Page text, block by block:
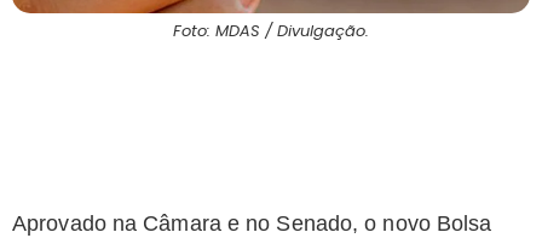
Foto: MDAS / Divulgação.
Aprovado na Câmara e no Senado, o novo Bolsa